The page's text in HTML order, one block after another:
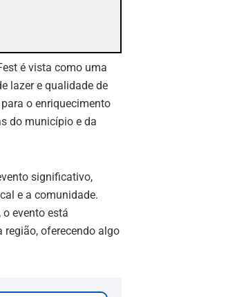
é vista como uma
lazer e qualidade de
o enriquecimento
do município e da
significativo,
e a comunidade.
evento está
região, oferecendo algo